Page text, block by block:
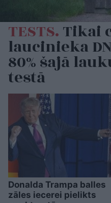
TESTS.Tikai
laucinieka
80% šajā
testā
Donalda Trampa balles
zāles iecerei pielikts